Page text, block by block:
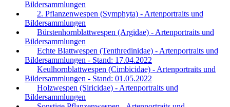
Bildersammlungen
2. Pflanzenwespen (Symphyta) - Artenportraits und
Bildersammlungen
Bürstenhornblattwespen (Argidae) - Artenportraits und
Bildersammlungen
Echte Blattwespen (Tenthredinidae) - Artenportraits und
Bildersammlungen - Stand: 17.04.2022
Keulhornblattwespen (Cimbicidae) - Artenportraits und
Bildersammlungen - Stand: 01.05.2022
Holzwespen (Siricidae) - Artenportraits und
Bildersammlungen